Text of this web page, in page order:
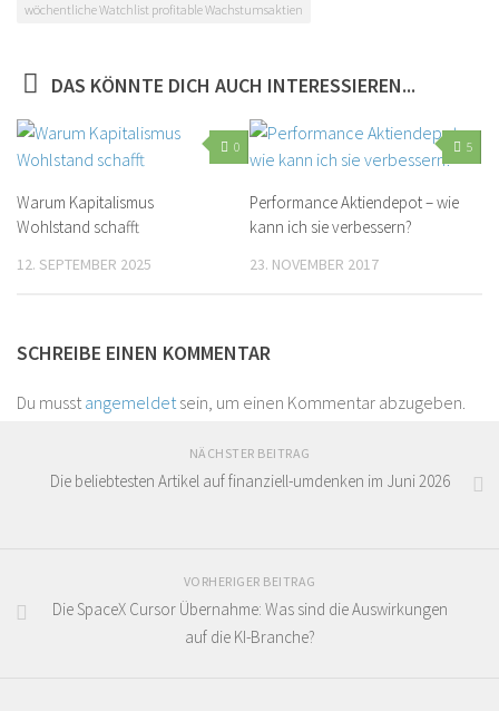
wöchentliche Watchlist profitable Wachstumsaktien
DAS KÖNNTE DICH AUCH INTERESSIEREN...
0
Warum Kapitalismus
Wohlstand schafft
12. SEPTEMBER 2025
5
Performance Aktiendepot – wie
kann ich sie verbessern?
23. NOVEMBER 2017
SCHREIBE EINEN KOMMENTAR
Du musstangemeldetsein, um einen Kommentar abzugeben.
NÄCHSTER BEITRAG
Die beliebtesten Artikel auf finanziell-umdenken im Juni 2026
VORHERIGER BEITRAG
Die SpaceX Cursor Übernahme: Was sind die Auswirkungen
auf die KI-Branche?